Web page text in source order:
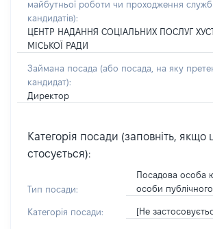
майбутньої роботи чи проходження
кандидатів):
ЦЕНТР НАДАННЯ СОЦІАЛЬНИХ ПОСЛУГ
МІСЬКОЇ РАДИ
Займана посада (або посада, на яку
кандидат):
Директор
Категорія посади (заповніть, якщо
стосується):
Тип посади:
Посадова особа
особи
Категорія посади: [Не